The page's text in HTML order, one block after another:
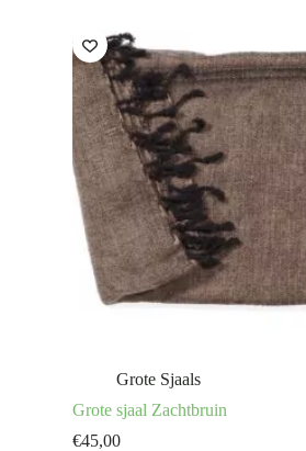
Grote Sjaals
Grote sjaal Zachtbruin
€45,00